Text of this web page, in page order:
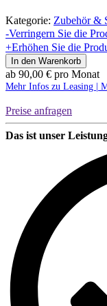
Kategorie: Zubehör &
-Verringern Sie die
+Erhöhen Sie die
In den Warenkorb
ab 90,00 € pro Monat
Mehr Infos zu Leasing |
Preise anfragen
Das ist unser